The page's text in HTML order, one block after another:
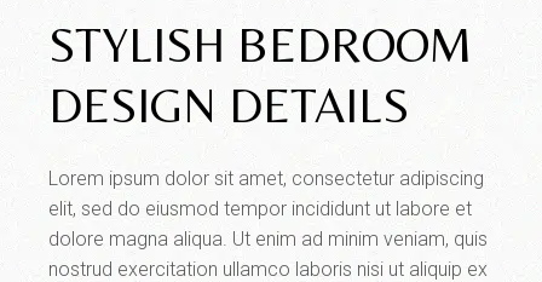
STYLISH BEDROOM
DESIGN DETAILS
Lorem ipsum dolor sit amet, consectetur adipiscing
elit, sed do eiusmod tempor incididunt ut labore et
dolore magna aliqua. Ut enim ad minim veniam, quis
nostrud exercitation ullamco laboris nisi ut aliquip ex